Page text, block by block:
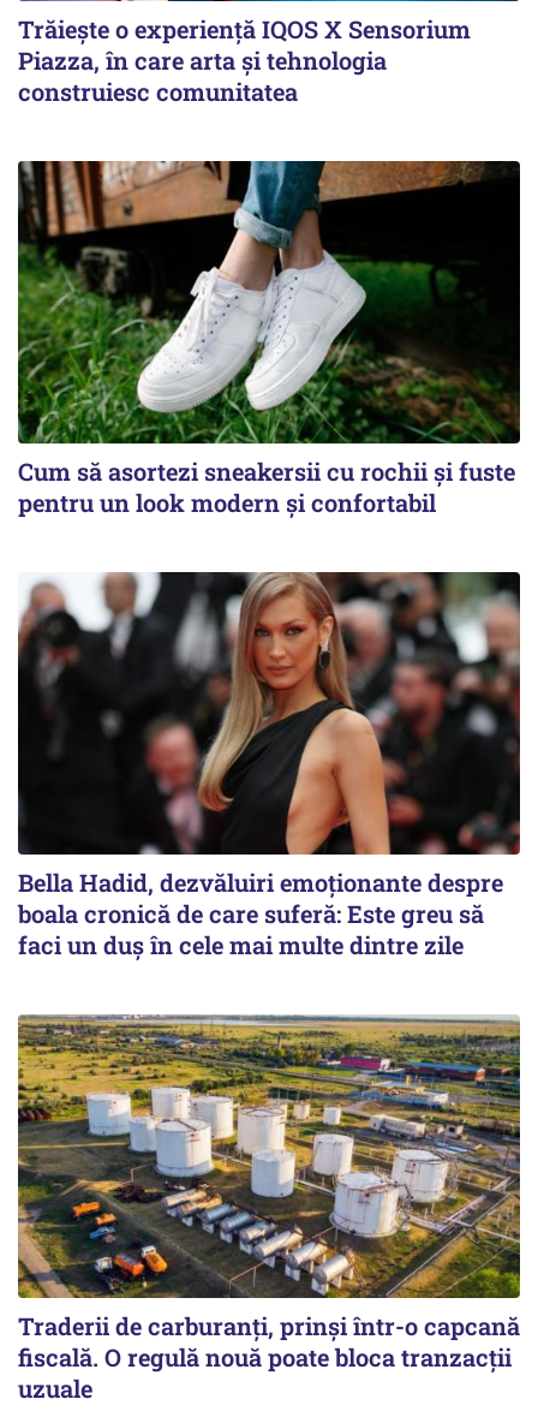
Trăiește o experiență IQOS X Sensorium
Piazza, în care arta și tehnologia
construiesc comunitatea
Cum să asortezi sneakersii cu rochii și fuste
pentru un look modern și confortabil
Bella Hadid, dezvăluiri emoționante despre
boala cronică de care suferă: Este greu să
faci un duș în cele mai multe dintre zile
Traderii de carburanți, prinși într-o capcană
fiscală. O regulă nouă poate bloca tranzacții
uzuale